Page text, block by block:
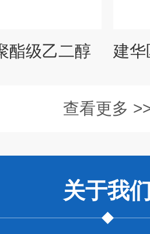
酯级乙二醇
查看更多
关于我